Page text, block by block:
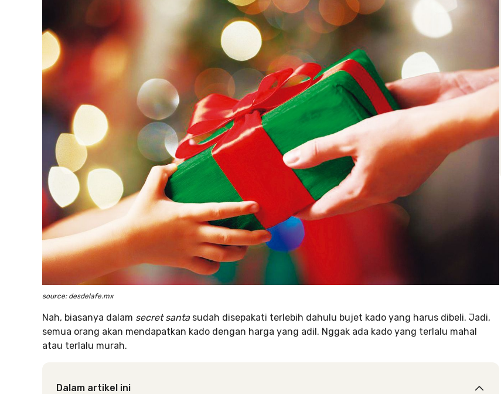
source: desdelafe.mx
Nah, biasanya dalam secret santasudah disepakati terlebih dahulu bujet kado yang harus dibeli. Jadi,
semua orang akan mendapatkan kado dengan harga yang adil. Nggak ada kado yang terlalu mahal
atau terlalu murah.
Dalam artikel ini